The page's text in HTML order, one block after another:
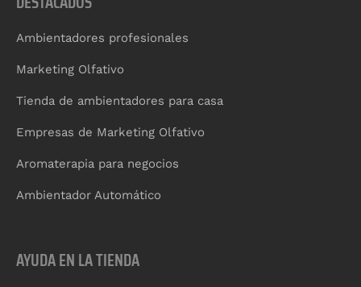
Ambientadores profesionales
Marketing Olfativo
Tienda de ambientadores para casa
Empresas de Marketing Olfativo
Aromaterapia para negocios
Ambientador Automático
AYUDA EN LA TIENDA